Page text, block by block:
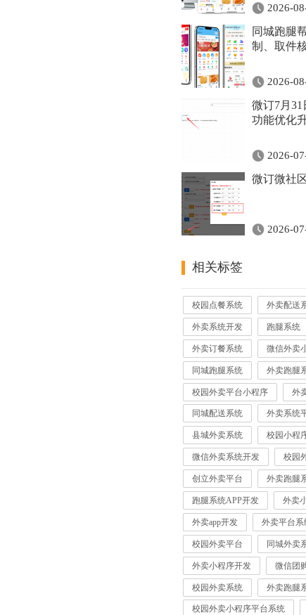
2026-
同城跑腿
制、取件
2026-
微订7月
功能优化
2026-
微订微社
2026-
相关标签
校园点餐系统 外卖配送
外卖系统开发 跑腿系统
外卖订餐系统 微信外卖
同城跑腿系统 外卖跑腿
校园外卖平台小程序 外
同城配送系统 外卖系统
县城外卖系统 校园小程
微信外卖系统开发 校园
创立外卖平台 外卖跑腿
跑腿系统APP开发 外卖
外卖app开发 外卖平台
校园外卖平台 同城外卖
外卖小程序开发 微信团
校园外卖系统 外卖跑腿
校园外卖小程序平台系统